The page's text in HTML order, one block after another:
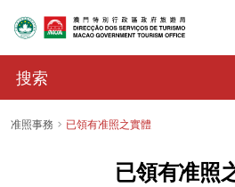
准照事務 已領有准照之實體
已領有准照